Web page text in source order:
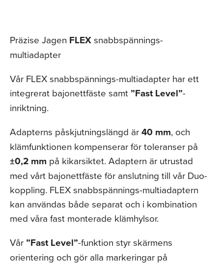
Präzise Jagen FLEXsnabbspännings-
multiadapter
Vår FLEX snabbspännings-multiadapter har ett
integrerat bajonettfäste samt ”Fast Level”-
inriktning.
Adapterns påskjutningslängd är40 mm, och
klämfunktionen kompenserar för toleranser på
±0,2 mm på kikarsiktet. Adaptern är utrustad
med vårt bajonettfäste för anslutning till vår Duo-
koppling. FLEX snabbspännings-multiadaptern
kan användas både separat och i kombination
med våra fast monterade klämhylsor.
Vår ”Fast Level”-funktion styr skärmens
orientering och gör alla markeringar på